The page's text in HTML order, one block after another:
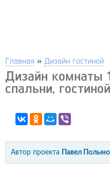
Главная » Дизайн гостиной
Дизайн комнаты
спальни,
Автор проекта Павел